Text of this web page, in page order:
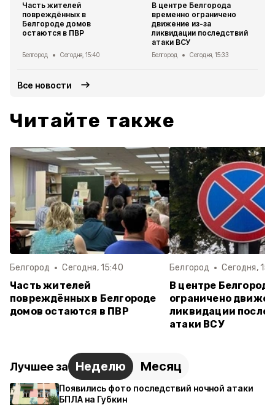
Часть жителей
повреждённых в
Белгороде домов
остаются в ПВР
Белгород Сегодня, 15:40
В центре Белгорода
временно ограничено
движение из-за
ликвидации последствий
атаки ВСУ
Белгород Сегодня, 15:33
Все новости
Читайте также
Белгород Сегодня, 15:40
Часть жителей
повреждённых в Белгороде
домов остаются в ПВР
Белгород Сегодня,
В центре
ограничено
ликвидации
атаки ВСУ
Лучшее за Неделю Месяц
Появились фото последствий ночной атаки
БПЛА на Губкин